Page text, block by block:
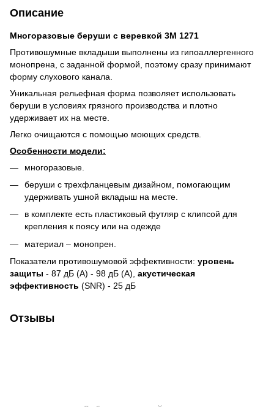
Описание
Многоразовые беруши с веревкой 3М 1271
Противошумные вкладыши выполнены из гипоаллергенного
монопрена, с заданной формой, поэтому сразу принимают
форму слухового канала.
Уникальная рельефная форма позволяет использовать
беруши в условиях грязного производства и плотно
удерживает их на месте.
Легко очищаются с помощью моющих средств.
Особенности модели:
многоразовые.
беруши с трехфланцевым дизайном, помогающим
удерживать ушной вкладыш на месте.
в комплекте есть пластиковый футляр с клипсой для
крепления к поясу или на одежде
материал – монопрен.
Показатели противошумовой эффективности: уровень
защиты - 87 дБ (A) - 98 дБ (A), акустическая
эффективность (SNR) - 25 дБ
Отзывы